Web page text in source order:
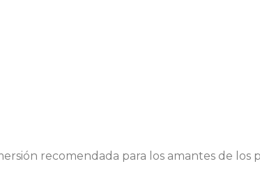
recomendada para los amantes de los